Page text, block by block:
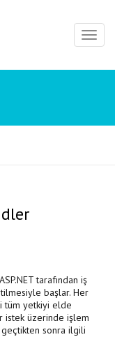
tarafından iş
başlar. Her
tüm yetkiyi elde
istek üzerinde işlem
geçtikten sonra ilgili